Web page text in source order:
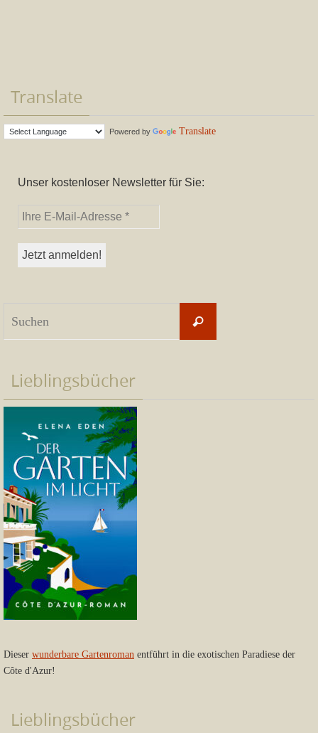
Translate
Powered by Translate
Unser kostenloser Newsletter für Sie:
Suchen
Lieblingsbücher
Dieser wunderbare Gartenroman entführt in die exotischen Paradiese der
Côte d'Azur!
Lieblingsbücher